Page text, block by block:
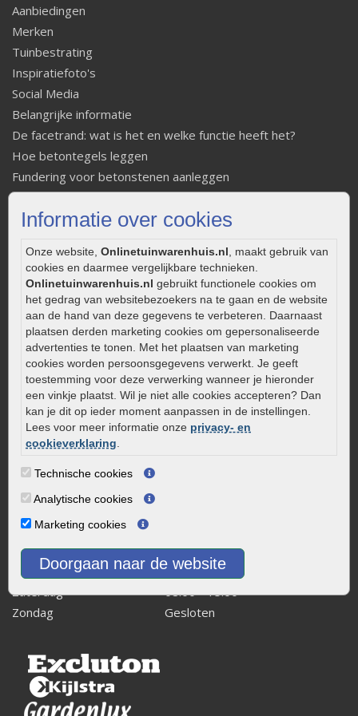
Informatie over cookies
Onze website, Onlinetuinwarenhuis.nl, maakt gebruik van
cookies en daarmee vergelijkbare technieken.
Onlinetuinwarenhuis.nl gebruikt functionele cookies om
het gedrag van websitebezoekers na te gaan en de website
aan de hand van deze gegevens te verbeteren. Daarnaast
plaatsen derden marketing cookies om gepersonaliseerde
advertenties te tonen. Met het plaatsen van marketing
cookies worden persoonsgegevens verwerkt. Je geeft
toestemming voor deze verwerking wanneer je hieronder
een vinkje plaatst. Wil je niet alle cookies accepteren? Dan
kan je dit op ieder moment aanpassen in de instellingen.
Lees voor meer informatie onze privacy- en
cookieverklaring.
Technische cookies
Analytische cookies
Marketing cookies
Doorgaan naar de website
Aanbiedingen
Merken
Tuinbestrating
Inspiratiefoto's
Social Media
Belangrijke informatie
De facetrand: wat is het en welke functie heeft het?
Hoe betontegels leggen
Fundering voor betonstenen aanleggen
Welke tuinstijl past bij mij
Strakke tuin inrichten
Onderhoud van gebakken bestrating
Aanlegtips voor gebakken bestrating
Zelf een terras aanleggen
Kleine stadstuin inrichten
0320 – 219170
Kaapstanderweg 41
8243 RB Lelystad
info@onlinetuinwarenhuis.nl
Routebeschrijving
Dinsdag
Woensdag
Donderdag
08:00 - 17:00
Vrijdag
08:00 - 17:00
Zaterdag
08:00 - 15.00
Zondag
Gesloten